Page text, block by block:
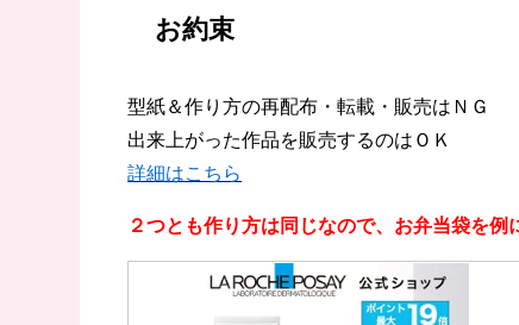
お約束
型紙＆作り方の再配布・転載・販売はＮＧ
出来上がった作品を販売するのはＯＫ
詳細はこちら
２つとも作り方は同じなので、お弁当袋を例